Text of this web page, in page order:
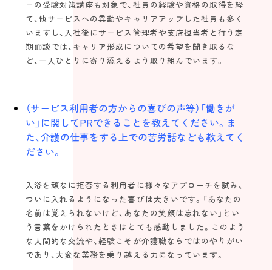
ーの受験対策講座も対象で、社員の経験や資格の取得を経
て、他サービスへの異動やキャリアアップした社員も多く
いますし、入社後にサービス管理者や支店担当者と行う定
期面談では、キャリア形成についての希望を聞き取るな
ど、一人ひとりに寄り添えるよう取り組んでいます。
（サービス利用者の方からの喜びの声等）「働きが
い」に関してPRできることを教えてください。ま
た、介護の仕事をする上での苦労話なども教えてく
ださい。
入浴を頑なに拒否する利用者に様々なアプローチを試み、
ついに入れるようになった喜びは大きいです。「あなたの
名前は覚えられないけど、あなたの笑顔は忘れない」とい
う言葉をかけられたときはとても感動しました。このよう
な人間的な交流や、経験こそが介護職ならではのやりがい
であり、大変な業務を乗り越える力になっています。